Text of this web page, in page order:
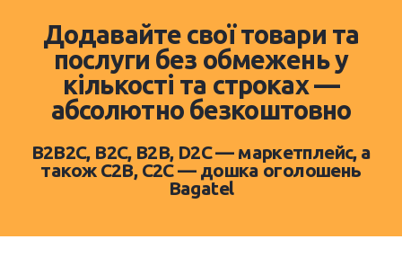
Додавайте свої товари та
послуги без обмежень у
кількості та строках —
абсолютно безкоштовно
B2B2C, B2C, B2B, D2C — маркетплейс, а
також C2B, C2C — дошка оголошень
Bagatel